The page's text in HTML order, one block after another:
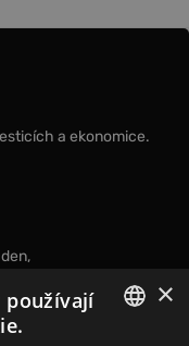
a ekonomice.
×
používají